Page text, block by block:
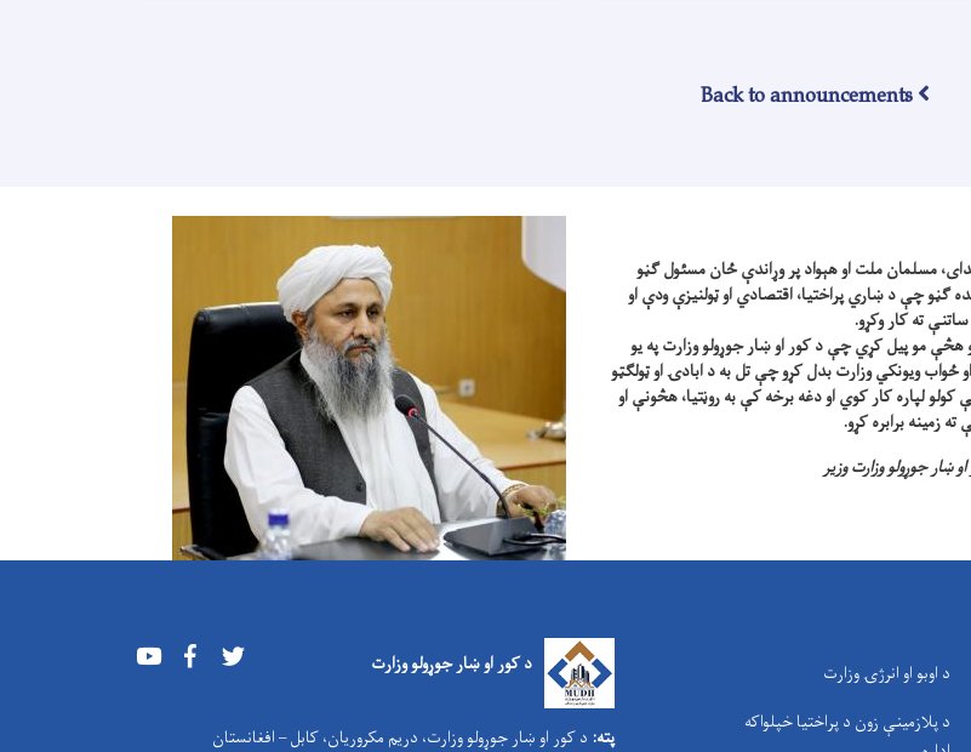
Back to announcements
مسلمان ملت او هېواد پر وړاندې ځان مسئول ګڼو
ګڼو چې د ښاري پراختیا، اقتصادي او ټولنیزې ودې او
ته کار وکړو.
هڅې مو پیل کړي چې د کور او ښار جوړولو وزارت په یو
ځواب ویونکي وزارت بدل کړو چې تل به د ابادۍ او ټولګټو
کولو لپاره کار کوي او دغه برخه کې به روڼتیا، هڅونې او
ته زمینه برابره کړو.
ښار جوړولو وزارت وزیر
د اوبو او انرژۍ وزارت
د پلازمینې زون د پراختیا خپلواکه
د کور او ښار جوړولو وزارت Youtube Facebook
پته: د کور او ښار جوړولو وزارت، دریم مکروریان، کابل – افغانستان